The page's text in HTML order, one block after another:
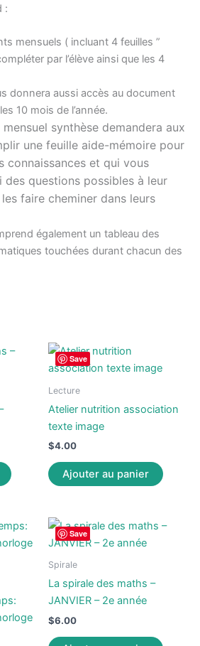
:
mensuels ( incluant 4 feuilles ”
par l’élève ainsi que les 4
donnera aussi accès au document
10 mois de l’année.
synthèse demandera aux
une feuille aide-mémoire pour
connaissances et qui vous
des questions possibles à leur
faire cheminer dans leurs
également un tableau des
touchées durant chacun des
Save
Lecture
Atelier nutrition association
texte image
$4.00
Ajouter au panier
Save
Spirale
La spirale des maths –
JANVIER – 2e année
$6.00